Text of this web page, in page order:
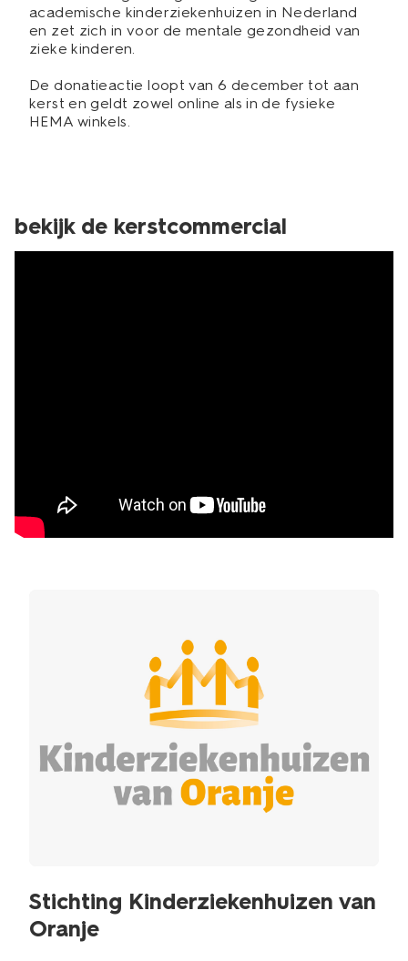
academische kinderziekenhuizen in Nederland
en zet zich in voor de mentale gezondheid van
zieke kinderen.
De donatieactie loopt van 6 december tot aan
kerst en geldt zowel online als in de fysieke
HEMA winkels.
bekijk de kerstcommercial
Stichting Kinderziekenhuizen van
Oranje